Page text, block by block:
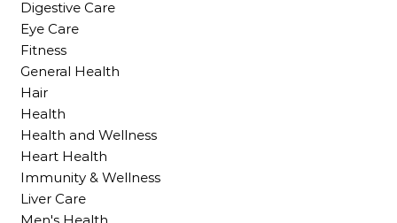
Digestive Care
Eye Care
Fitness
General Health
Hair
Health
Health and Wellness
Heart Health
Immunity & Wellness
Liver Care
Men's Health